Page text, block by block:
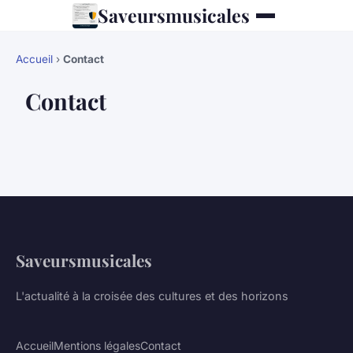
Saveursmusicales
Accueil › Contact
Contact
Saveursmusicales
L'actualité à la croisée des cultures et des horizons
AccueilMentions légalesContact